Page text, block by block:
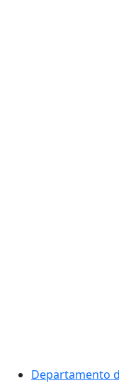
Departamento